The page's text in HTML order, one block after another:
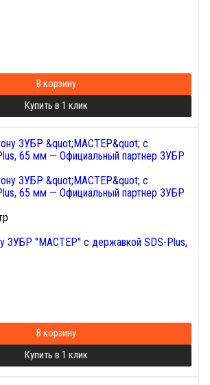
В корзину
Купить в 1 клик
ЗУБР "МАСТЕР" с державкой SDS-Plus,
В корзину
Купить в 1 клик